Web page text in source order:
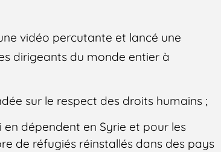
vidéo percutante et lancé une
dirigeants du monde entier à
sur le respect des droits humains ;
dépendent en Syrie et pour les
de réfugiés réinstallés dans des pays